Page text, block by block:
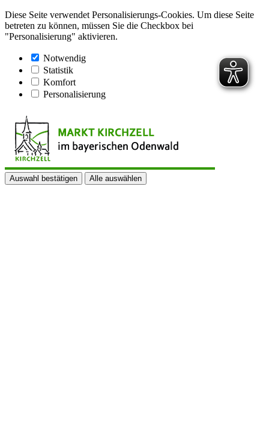
Diese Seite verwendet Personalisierungs-Cookies. Um diese Seite
betreten zu können, müssen Sie die Checkbox bei
"Personalisierung" aktivieren.
Notwendig
Statistik
Komfort
Personalisierung
Auswahl bestätigen Alle auswählen